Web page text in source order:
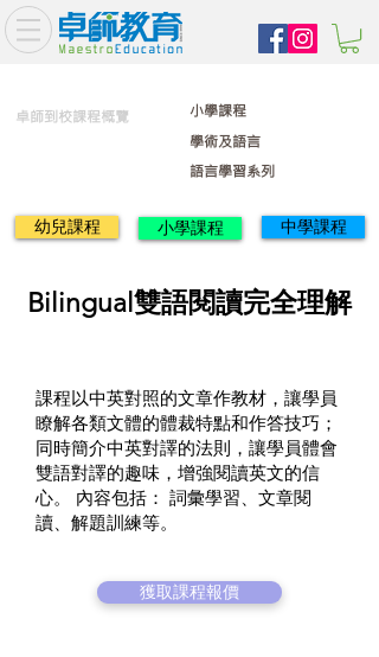
卓師到校課程概覽
學術及語言
語言學習系列
小學課程
幼兒課程 小學課程 中學課程
課程以中英對照的文章作教材，讓學員
瞭解各類文體的體裁特點和作答技巧；
同時簡介中英對譯的法則，讓學員體會
雙語對譯的趣味，增強閱讀英文的信
心。 內容包括： 詞彙學習、文章閱
讀、解題訓練等。
獲取課程報價
Bilingual雙語閱讀完全理解